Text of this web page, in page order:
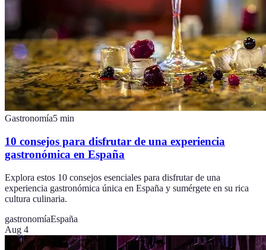
Gastronomía5 min
10 consejos para disfrutar de una experiencia
gastronómica en España
Explora estos 10 consejos esenciales para disfrutar de una
experiencia gastronómica única en España y sumérgete en su rica
cultura culinaria.
gastronomíaEspaña
Aug 4